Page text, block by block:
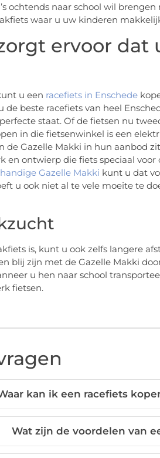
ochtends naar school wil
waar u uw kinderen
ervoor dat
u een racefiets in Enschede
de beste racefiets van heel
staat. Of de fietsen nu
in die fietsenwinkel is een
de Gazelle Makki in hun aanbod
en ontwierp die fiets speciaal
handige Gazelle Makki kunt u dat
u ook niet al te vele moeite te
is, kunt u ook zelfs langere
blij zijn met de Gazelle Makki
u hen naar school
fietsen.
kan ik een racefiets
Wat zijn de voordelen van